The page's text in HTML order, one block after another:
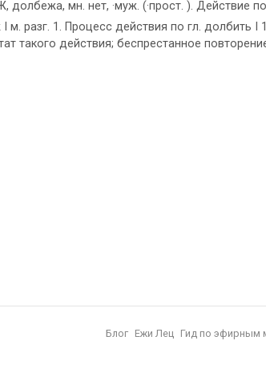
мн. нет, ·муж. (·прост. ). Действие по
разг. 1. Процесс действия по гл. долбить I
такого действия; беспрестанное
Блог Ежи Лец Гид по эфирным